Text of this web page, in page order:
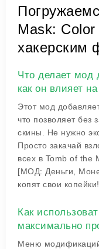
Mask:
хакерским
Что делает мод
как он влияет
Этот мод
что позволяет без
скины. Не нужно
Просто закачай
всех в Tomb of
[МОД: Деньги,
копят свои копейки!
Как
максимально
Меню модификаций